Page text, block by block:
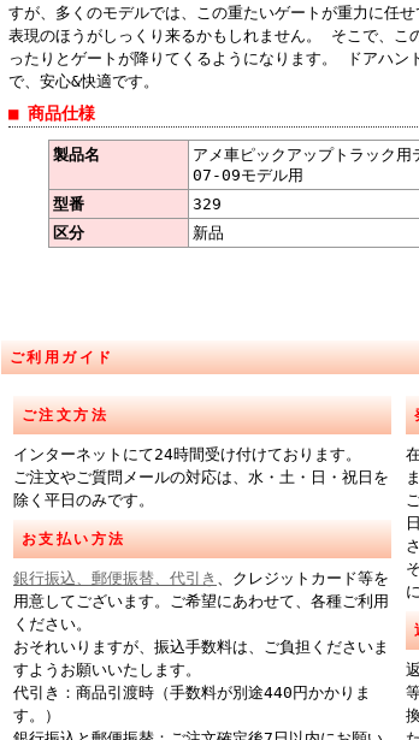
すが、多くのモデルでは、この重たいゲートが重力に任
表現のほうがしっくり来るかもしれません。 そこで、こ
ったりとゲートが降りてくるようになります。 ドアハ
で、安心&快適です。
■ 商品仕様
製品名
アメ車ピックアップトラック
07-09モデル用
型番
329
区分
新品
ご利用ガイド
ご注文方法
インターネットにて24時間受け付けております。
ご注文やご質問メールの対応は、水・土・日・祝日を
除く平日のみです。
お支払い方法
銀行振込、郵便振替、代引き 、クレジットカード等を
用意してございます。ご希望にあわせて、各種ご利用
ください。
おそれいりますが、振込手数料は、ご負担くださいま
すようお願いいたします。
代引き：商品引渡時（手数料が別途440円かかりま
す。）